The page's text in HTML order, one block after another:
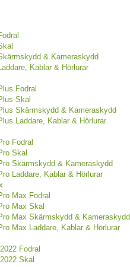
& Kameraskydd
Kablar & Hörlurar
Fodral
Skal
Skärmskydd & Kameraskydd
Laddare, Kablar & Hörlurar
Fodral
Skal
Skärmskydd & Kameraskydd
Laddare, Kablar & Hörlurar
Max Fodral
Max Skal
Max Skärmskydd & Kameraskydd
Max Laddare, Kablar & Hörlurar
Fodral
Skal